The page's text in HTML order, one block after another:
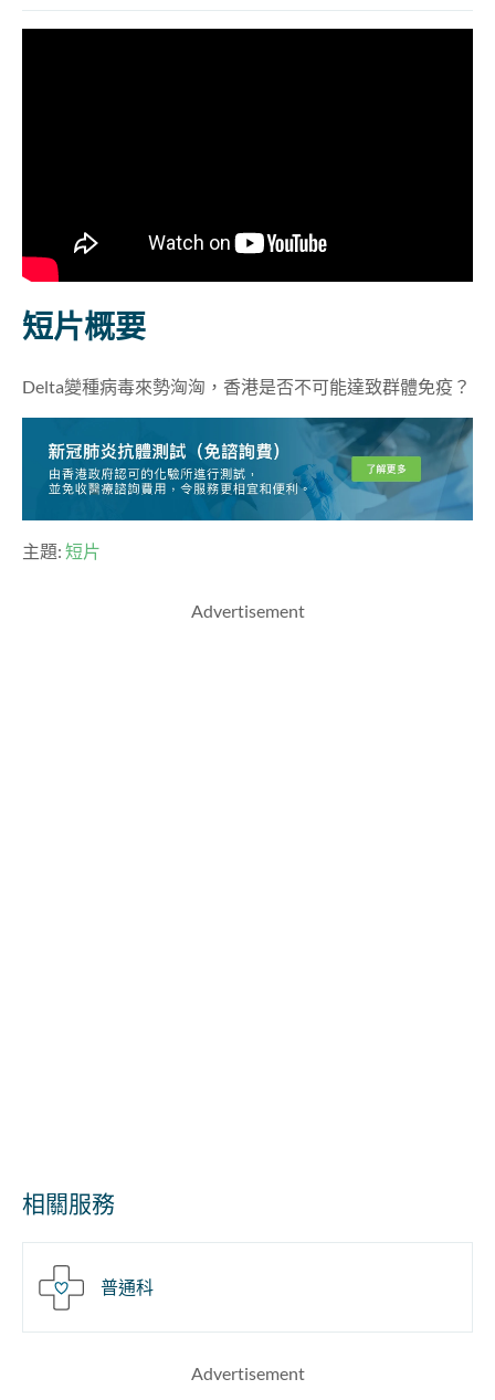
短片概要
Delta變種病毒來勢洶洶，香港是否不可能達致群體免疫？
主題: 短片
Advertisement
相關服務
普通科
Advertisement